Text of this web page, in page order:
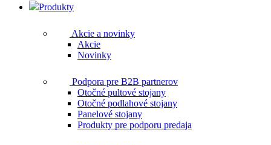
Produkty
Akcie a novinky
Akcie
Novinky
Podpora pre B2B partnerov
Otočné pultové stojany
Otočné podlahové stojany
Panelové stojany
Produkty pre podporu predaja